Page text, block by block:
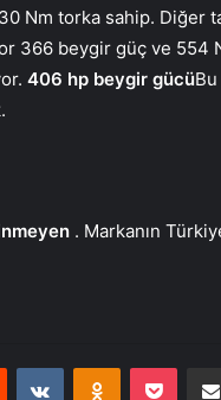
Nm torka sahip. Diğer
366 beygir güç ve 554
406 hp beygir gücü
. Markanın
Reddit VKontakteOdnoklassniki
Pocket